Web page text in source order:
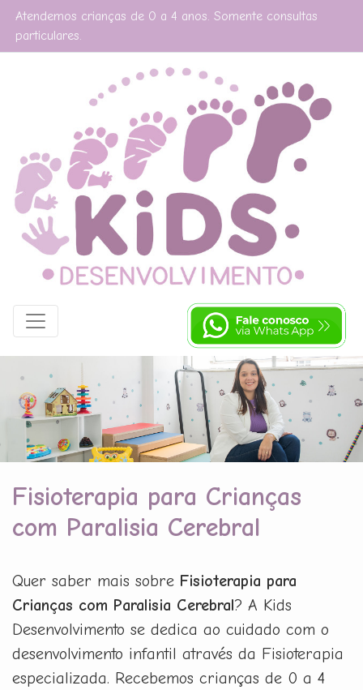
Atendemos crianças de 0 a 4 anos. Somente consultas
particulares.
Fisioterapia para Crianças
com Paralisia Cerebral
Quer saber mais sobre Fisioterapia para
Crianças com Paralisia Cerebral? A Kids
Desenvolvimento se dedica ao cuidado com o
desenvolvimento infantil através da Fisioterapia
especializada. Recebemos crianças de 0 a 4